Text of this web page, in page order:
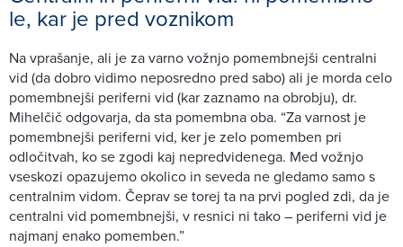
le, kar je pred voznikom
Na vprašanje, ali je za varno vožnjo pomembnejši centralni
vid (da dobro vidimo neposredno pred sabo) ali je morda celo
pomembnejši periferni vid (kar zaznamo na obrobju), dr.
Mihelčič odgovarja, da sta pomembna oba. “Za varnost je
pomembnejši periferni vid, ker je zelo pomemben pri
odločitvah, ko se zgodi kaj nepredvidenega. Med vožnjo
vseskozi opazujemo okolico in seveda ne gledamo samo s
centralnim vidom. Čeprav se torej ta na prvi pogled zdi, da je
centralni vid pomembnejši, v resnici ni tako – periferni vid je
najmanj enako pomemben.”